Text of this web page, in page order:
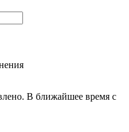
В ближайшее время с